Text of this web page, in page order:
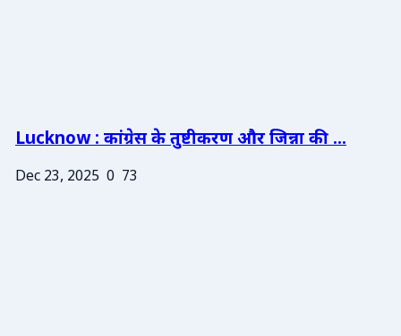
Lucknow : कांग्रेस के तुष्टीकरण और जिन्ना की ...
Dec 23, 2025 0 73